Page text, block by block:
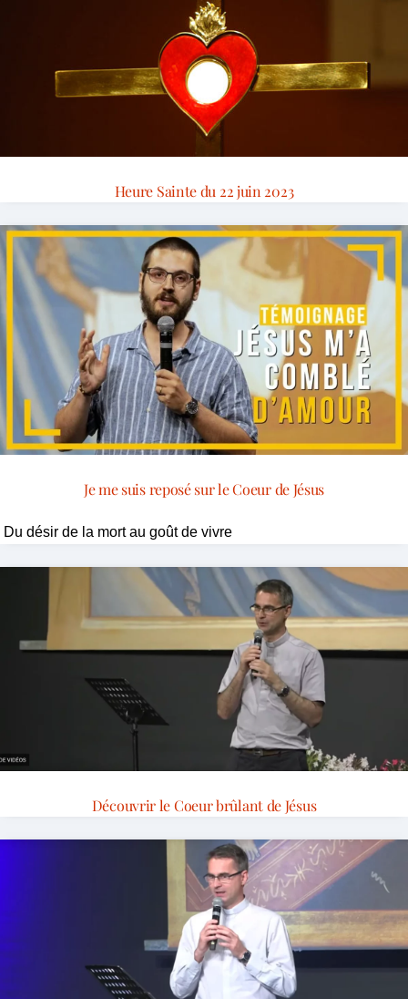
Heure Sainte du 22 juin 2023
Je me suis reposé sur le Coeur de Jésus
Du désir de la mort au goût de vivre
Découvrir le Coeur brûlant de Jésus